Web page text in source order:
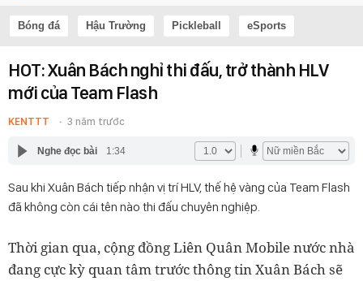
Bóng đá Hậu Trường Pickleball eSports
HOT: Xuân Bách nghỉ thi đấu, trở thành HLV
mới của Team Flash
KENTTT 3 năm trước
Nghe đọc bài 1:34
Sau khi Xuân Bách tiếp nhận vị trí HLV, thế hệ vàng của Team Flash
đã không còn cái tên nào thi đấu chuyên nghiệp.
Thời gian qua, cộng đồng Liên Quân Mobile nước nhà
đang cực kỳ quan tâm trước thông tin Xuân Bách sẽ